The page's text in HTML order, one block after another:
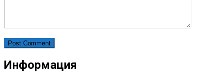
Информация